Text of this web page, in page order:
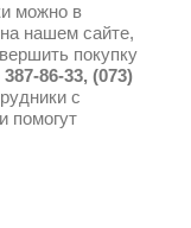
можно в
нашем сайте,
покупку
86-33, (073)
с
помогут